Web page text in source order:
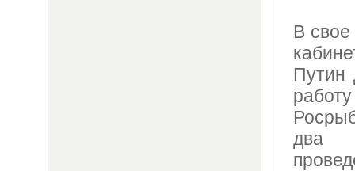
В свое
Путин
два